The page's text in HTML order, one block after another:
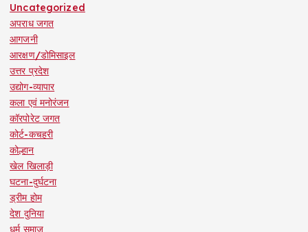
Uncategorized
अपराध जगत
आगजनी
आरक्षण/डोमिसाइल
उत्तर प्रदेश
उद्योग-व्यापार
कला एवं मनोरंजन
कॉरपोरेट जगत
कोर्ट-कचहरी
कोल्हान
खेल खिलाड़ी
घटना-दुर्घटना
ड्रीम होम
देश दुनिया
धर्म समाज